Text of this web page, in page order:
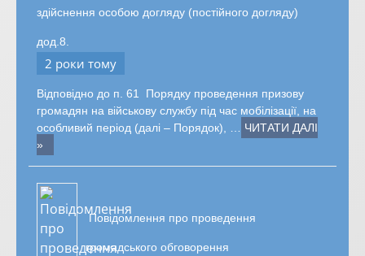
здійснення особою догляду (постійного догляду)
дод.8.
2 роки тому
Відповідно до п. 61 Порядку проведення призову
громадян на військову службу під час мобілізації, на
особливий період (далі – Порядок), …
ЧИТАТИ ДАЛІ
»
Повідомлення про проведення
громадського обговорення